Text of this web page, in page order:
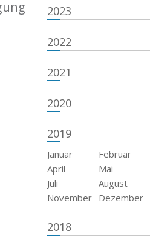
2023
2022
2021
2020
2019
Januar Februar
April
Mai
Juli
August
November
Dezember
2018